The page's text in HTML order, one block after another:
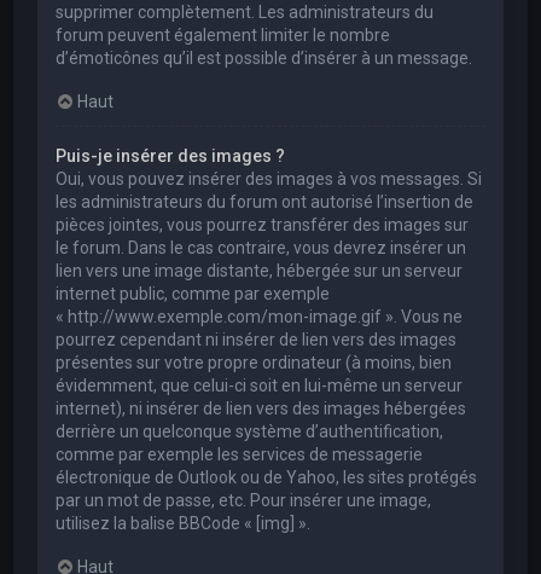
supprimer complètement. Les administrateurs du
forum peuvent également limiter le nombre
d’émoticônes qu’il est possible d’insérer à un message.
Haut
Puis-je insérer des images ?
Oui, vous pouvez insérer des images à vos messages. Si
les administrateurs du forum ont autorisé l’insertion de
pièces jointes, vous pourrez transférer des images sur
le forum. Dans le cas contraire, vous devrez insérer un
lien vers une image distante, hébergée sur un serveur
internet public, comme par exemple
« http://www.exemple.com/mon-image.gif ». Vous ne
pourrez cependant ni insérer de lien vers des images
présentes sur votre propre ordinateur (à moins, bien
évidemment, que celui-ci soit en lui-même un serveur
internet), ni insérer de lien vers des images hébergées
derrière un quelconque système d’authentification,
comme par exemple les services de messagerie
électronique de Outlook ou de Yahoo, les sites protégés
par un mot de passe, etc. Pour insérer une image,
utilisez la balise BBCode « [img] ».
Haut